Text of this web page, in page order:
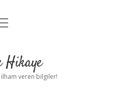
Uyarı
Hikaye
veren bilgiler!